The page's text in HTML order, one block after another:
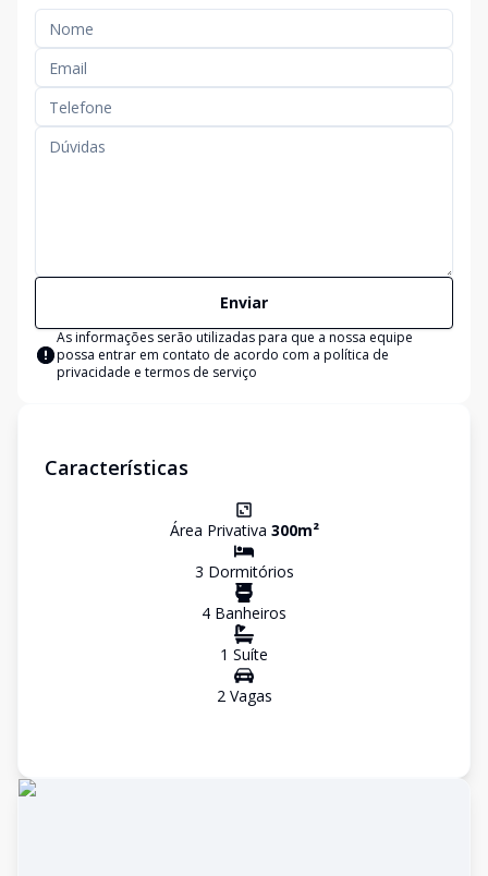
Enviar
As informações serão utilizadas para que a nossa equipe
possa entrar em contato de acordo com a política de
privacidade e termos de serviço
Características
Área Privativa 300m²
3 Dormitórios
4 Banheiros
1 Suíte
2Vagas